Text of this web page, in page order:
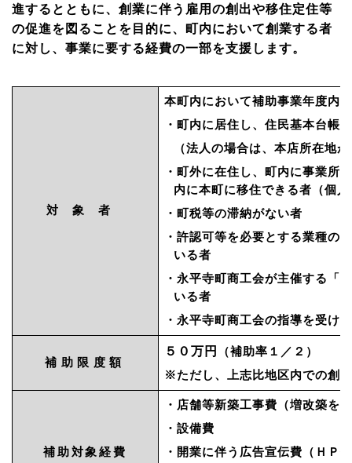
進するとともに、 創業に伴う雇用の創出や移住定住等
の促進を図ることを目的に、 町内において創業する者
に対し、事業に要する経費の一部を支援します。
対象者
本町内において補助事業年度内
・町内に居住し、住民基本台帳
（法人の場合は、 本店所在地
・町外に在住し、町内に事業所
内に本町に移住できる者（個
・町税等の滞納がない者
・許認可等を必要とする業種の
いる者
・永平寺町商工会が主催する「
いる者
・永平寺町商工会の指導を受け
補助限度額
５０万円
（補助率１／２）
※ただし、上志比地区内での創
補助対象経費
・店舗等新築工事費（増改築
・設備費
・開業に伴う広告宣伝費（Ｈ